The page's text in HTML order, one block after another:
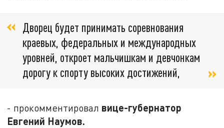
Дворец будет принимать соревнования
краевых, федеральных и международных
уровней, откроет мальчишкам и девчонкам
дорогу к спорту высоких достижений,
- прокомментировал вице-губернатор
Евгений Наумов.